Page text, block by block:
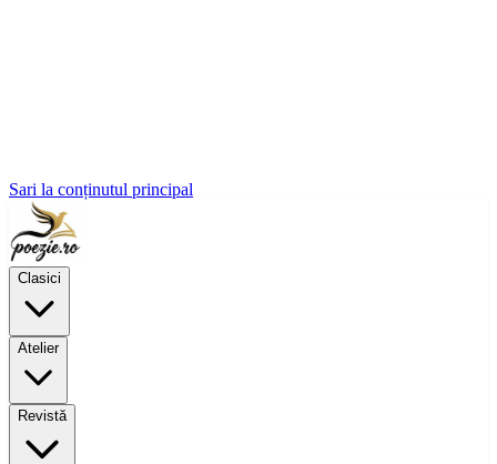
Sari la conținutul principal
Clasici
Atelier
Revistă